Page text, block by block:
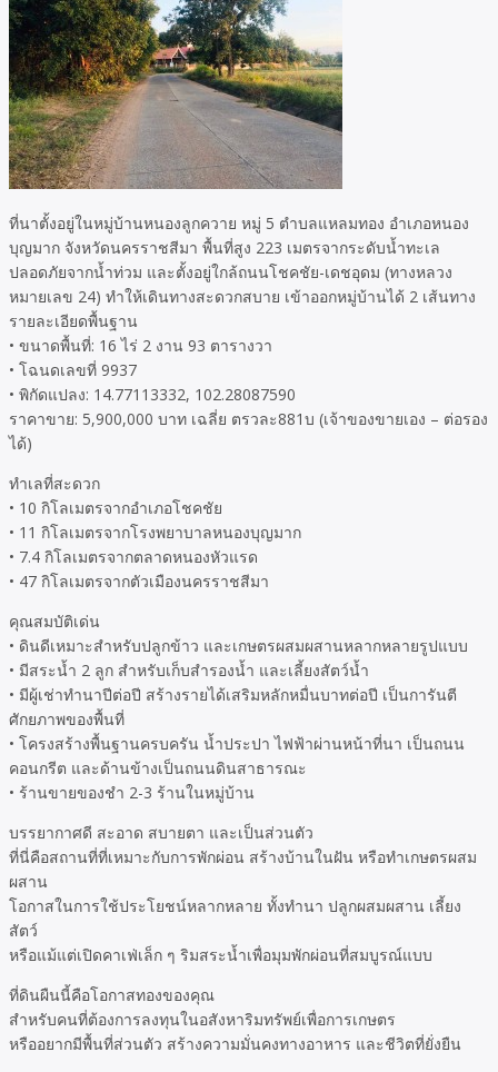
ที่นาตั้งอยู่ในหมู่บ้านหนองลูกควาย หมู่ 5 ตำบลแหลมทอง อำเภอหนอง
บุญมาก จังหวัดนครราชสีมา พื้นที่สูง 223 เมตรจากระดับน้ำทะเล
ปลอดภัยจากน้ำท่วม และตั้งอยู่ใกล้ถนนโชคชัย-เดชอุดม (ทางหลวง
หมายเลข 24) ทำให้เดินทางสะดวกสบาย เข้าออกหมู่บ้านได้ 2 เส้นทาง
รายละเอียดพื้นฐาน
• ขนาดพื้นที่: 16 ไร่ 2 งาน 93 ตารางวา
• โฉนดเลขที่ 9937
• พิกัดแปลง: 14.77113332, 102.28087590
ราคาขาย: 5,900,000 บาท เฉลี่ย ตรวละ881บ (เจ้าของขายเอง – ต่อรอง
ได้)
ทำเลที่สะดวก
• 10 กิโลเมตรจากอำเภอโชคชัย
• 11 กิโลเมตรจากโรงพยาบาลหนองบุญมาก
• 7.4 กิโลเมตรจากตลาดหนองหัวแรด
• 47 กิโลเมตรจากตัวเมืองนครราชสีมา
คุณสมบัติเด่น
• ดินดีเหมาะสำหรับปลูกข้าว และเกษตรผสมผสานหลากหลายรูปแบบ
• มีสระน้ำ 2 ลูก สำหรับเก็บสำรองน้ำ และเลี้ยงสัตว์น้ำ
• มีผู้เช่าทำนาปีต่อปี สร้างรายได้เสริมหลักหมื่นบาทต่อปี เป็นการันตี
ศักยภาพของพื้นที่
• โครงสร้างพื้นฐานครบครัน น้ำประปา ไฟฟ้าผ่านหน้าที่นา เป็นถนน
คอนกรีต และด้านข้างเป็นถนนดินสาธารณะ
• ร้านขายของชำ 2-3 ร้านในหมู่บ้าน
บรรยากาศดี สะอาด สบายตา และเป็นส่วนตัว
ที่นี่คือสถานที่ที่เหมาะกับการพักผ่อน สร้างบ้านในฝัน หรือทำเกษตรผสม
ผสาน
โอกาสในการใช้ประโยชน์หลากหลาย ทั้งทำนา ปลูกผสมผสาน เลี้ยง
สัตว์
หรือแม้แต่เปิดคาเฟ่เล็ก ๆ ริมสระน้ำเพื่อมุมพักผ่อนที่สมบูรณ์แบบ
ที่ดินผืนนี้คือโอกาสทองของคุณ
สำหรับคนที่ต้องการลงทุนในอสังหาริมทรัพย์เพื่อการเกษตร
หรืออยากมีพื้นที่ส่วนตัว สร้างความมั่นคงทางอาหาร และชีวิตที่ยั่งยืน